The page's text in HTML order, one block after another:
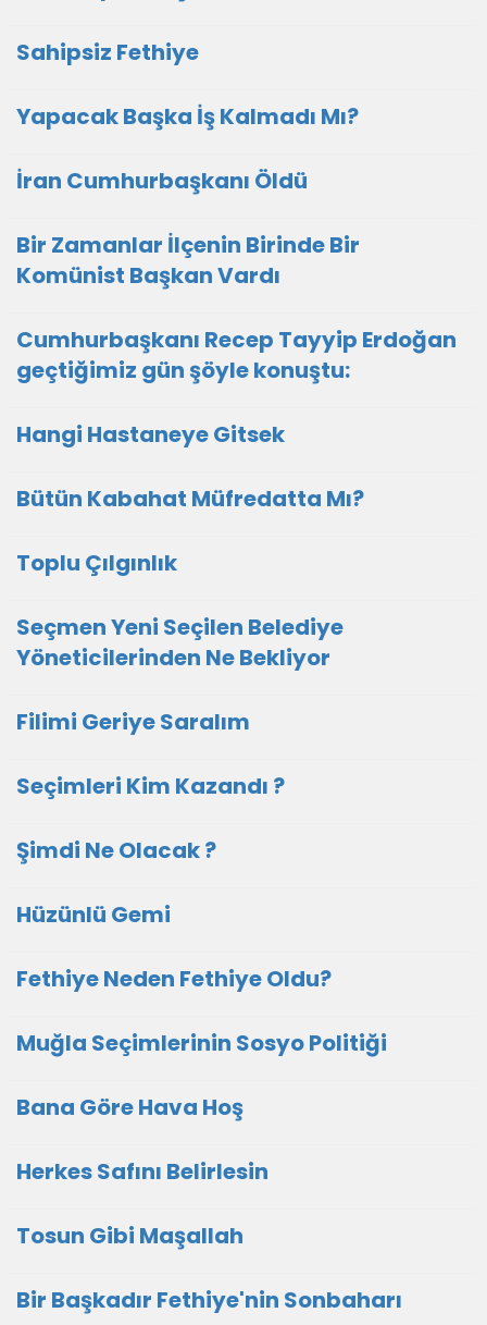
Sahipsiz Fethiye
Yapacak Başka İş Kalmadı Mı?
İran Cumhurbaşkanı Öldü
Bir Zamanlar İlçenin Birinde Bir
Komünist Başkan Vardı
Cumhurbaşkanı Recep Tayyip Erdoğan
geçtiğimiz gün şöyle konuştu:
Hangi Hastaneye Gitsek
Bütün Kabahat Müfredatta Mı?
Toplu Çılgınlık
Seçmen Yeni Seçilen Belediye
Yöneticilerinden Ne Bekliyor
Filimi Geriye Saralım
Seçimleri Kim Kazandı ?
Şimdi Ne Olacak ?
Hüzünlü Gemi
Fethiye Neden Fethiye Oldu?
Muğla Seçimlerinin Sosyo Politiği
Bana Göre Hava Hoş
Herkes Safını Belirlesin
Tosun Gibi Maşallah
Bir Başkadır Fethiye'nin Sonbaharı